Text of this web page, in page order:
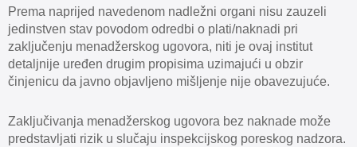
Prema naprijed navedenom nadležni organi nisu zauzeli
jedinstven stav povodom odredbi o plati/naknadi pri
zaključenju menadžerskog ugovora, niti je ovaj institut
detaljnije uređen drugim propisima uzimajući u obzir
činjenicu da javno objavljeno mišljenje nije obavezujuće.
Zaključivanja menadžerskog ugovora bez naknade može
predstavljati rizik u slučaju inspekcijskog poreskog nadzora.